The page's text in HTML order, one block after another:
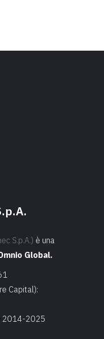
S.p.A.) è una
Global.
Capital):
2014-2025